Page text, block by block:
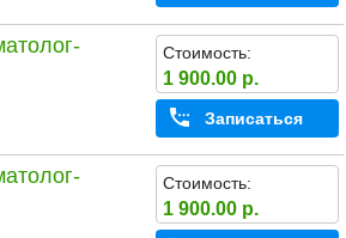
Стоимость:
1 900.00 р.
Записаться
Стоимость:
1 900.00 р.